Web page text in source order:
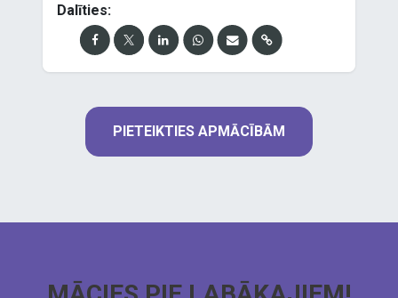
Dalīties:
PIETEIKTIES APMĀCĪBĀM